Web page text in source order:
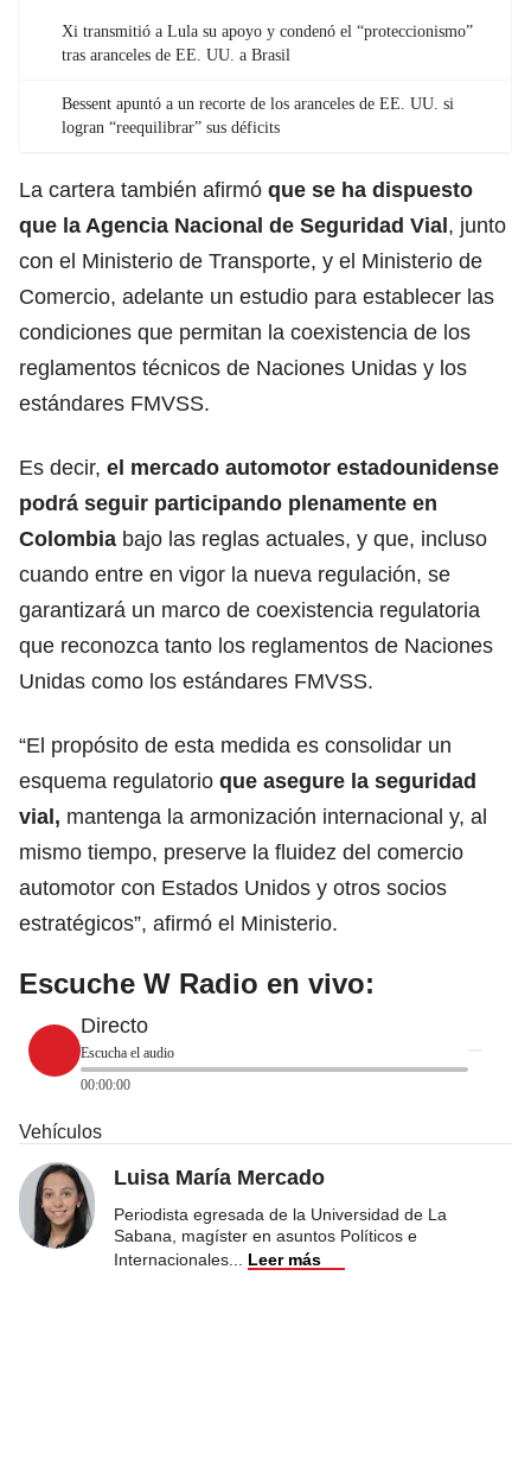
Xi transmitió a Lula su apoyo y condenó el “proteccionismo”
tras aranceles de EE. UU. a Brasil
Bessent apuntó a un recorte de los aranceles de EE. UU. si
logran “reequilibrar” sus déficits
La cartera también afirmó que se ha dispuesto
que la Agencia Nacional de Seguridad Vial, junto
con el Ministerio de Transporte, y el Ministerio de
Comercio, adelante un estudio para establecer las
condiciones que permitan la coexistencia de los
reglamentos técnicos de Naciones Unidas y los
estándares FMVSS.
Es decir, el mercado automotor estadounidense
podrá seguir participando plenamente en
Colombia bajo las reglas actuales, y que, incluso
cuando entre en vigor la nueva regulación, se
garantizará un marco de coexistencia regulatoria
que reconozca tanto los reglamentos de Naciones
Unidas como los estándares FMVSS.
“El propósito de esta medida es consolidar un
esquema regulatorio que asegure la seguridad
vial, mantenga la armonización internacional y, al
mismo tiempo, preserve la fluidez del comercio
automotor con Estados Unidos y otros socios
estratégicos”, afirmó el Ministerio.
Escuche W Radio en vivo:
Directo
Escucha el audio
00:00:00
Vehículos
Luisa María Mercado
Periodista egresada de la Universidad de La
Sabana, magíster en asuntos Políticos e
Internacionales
Leer más